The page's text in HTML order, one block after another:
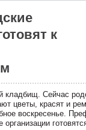
к
Сейчас
цветы, красят и
воскресенье.